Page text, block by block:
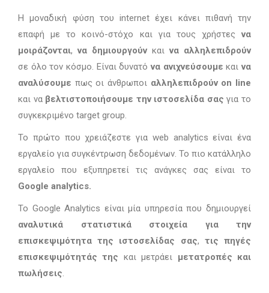
Η μοναδική φύση του internet έχει κάνει πιθανή την
επαφή με το κοινό-στόχο και για τους χρήστεςνα
μοιράζονται,να δημιουργούν καινα αλληλεπιδρούν
σε όλο τον κόσμο. Είναι δυνατόνα ανιχνεύσουμε καινα
αναλύσουμε πως οι άνθρωποι αλληλεπιδρούν on line
και να βελτιστοποιήσουμε την ιστοσελίδα σας για το
συγκεκριμένο target group.
Το πρώτο που χρειάζεστε για web analytics είναι ένα
εργαλείο για συγκέντρωση δεδομένων. Το πιο κατάλληλο
εργαλείο που εξυπηρετεί τις ανάγκες σας είναι το
Google analytics.
To Google Analytics είναι μία υπηρεσία που δημιουργεί
αναλυτικά στατιστικά στοιχεία για την
επισκεψιμότητα της ιστοσελίδας σας, τις πηγές
επισκεψιμότητάς της και μετράει μετατροπές και
πωλήσεις.